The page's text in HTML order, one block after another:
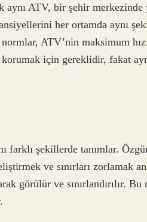
ATV, bir şehir merkezinde
her ortamda aynı
ATV’nin maksimum
için gereklidir, fakat
farklı şekillerde tanımlar.
ve sınırları zorlamak
görülür ve sınırlandırılır. Bu